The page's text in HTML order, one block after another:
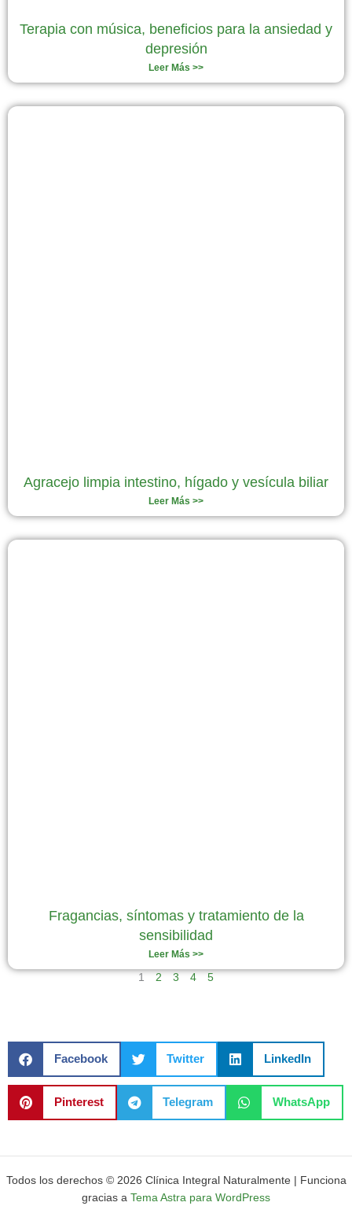
Terapia con música, beneficios para la ansiedad y
depresión
Leer Más >>
Agracejo limpia intestino, hígado y vesícula biliar
Leer Más >>
Fragancias, síntomas y tratamiento de la
sensibilidad
Leer Más >>
1 2 3 4 5
Facebook Twitter LinkedIn
Pinterest Telegram WhatsApp
Todos los derechos © 2026 Clínica Integral Naturalmente | Funciona
gracias a Tema Astra para WordPress